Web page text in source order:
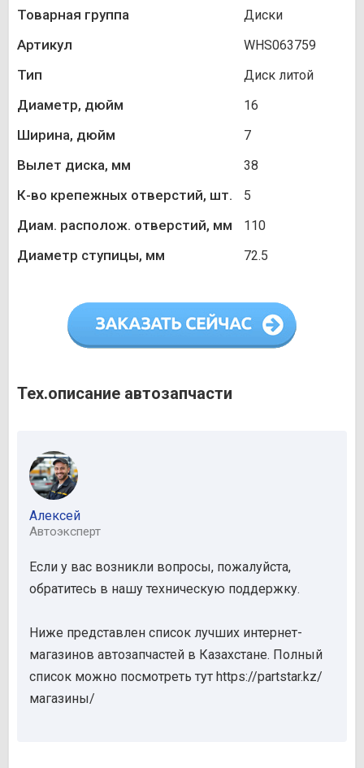
Товарная группа Диски
Артикул WHS063759
Тип Диск литой
Диаметр, дюйм 16
Ширина, дюйм 7
Вылет диска, мм 38
К-во крепежных отверстий, шт. 5
Диам. располож. отверстий, мм 110
Диаметр ступицы, мм 72.5
Тех.описание автозапчасти
Алексей
Автоэксперт
Если у вас возникли вопросы, пожалуйста,
обратитесь в нашу техническую поддержку.
Ниже представлен список лучших интернет-
магазинов автозапчастей в Казахстане. Полный
список можно посмотреть тут https://partstar.kz/
магазины/